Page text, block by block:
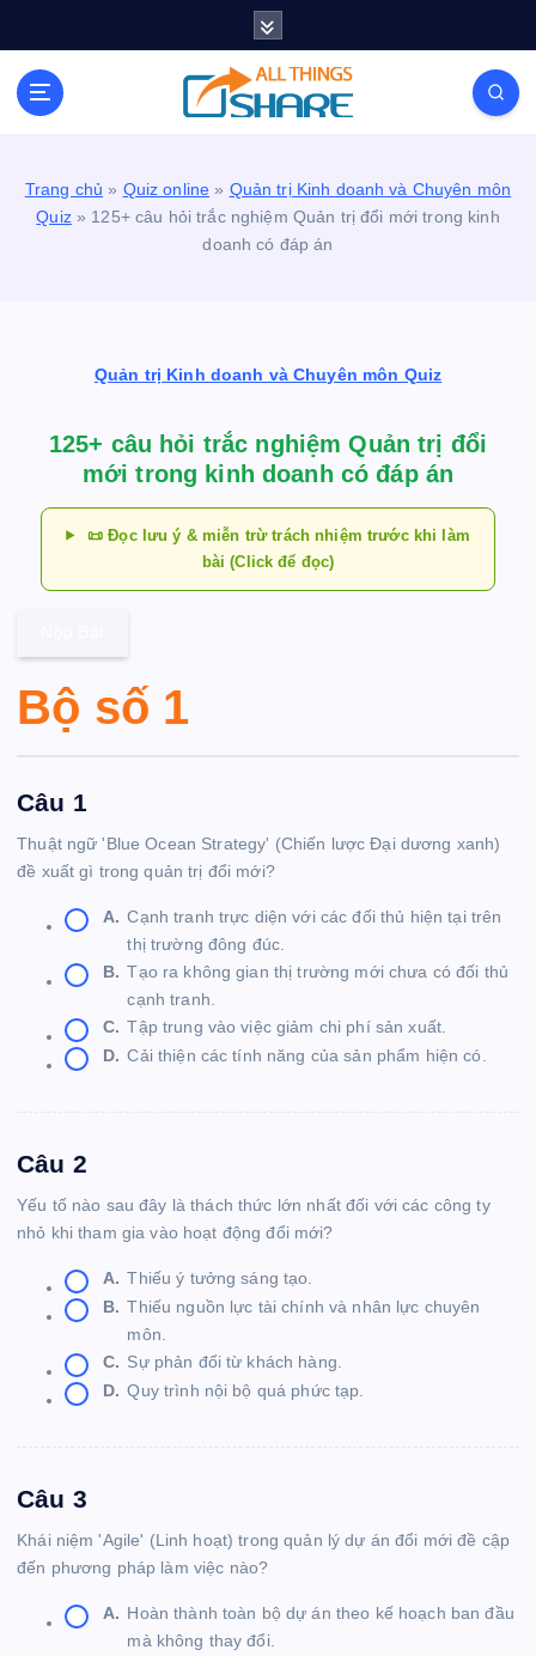
Personal Blog | Knowledge | Technology | Tips |
Pets | Life
Trang chủ » Quiz online » Quản trị Kinh doanh và Chuyên môn
Quiz» 125+ câu hỏi trắc nghiệm Quản trị đổi mới trong kinh
doanh có đáp án
Quản trị Kinh doanh và Chuyên môn Quiz
125+ câu hỏi trắc nghiệm Quản trị đổi
mới trong kinh doanh có đáp án
📜 Đọc lưu ý & miễn trừ trách nhiệm trước khi làm
bài (Click để đọc)
Bộ số 1
Câu 1
Thuật ngữ 'Blue Ocean Strategy' (Chiến lược Đại dương xanh)
đề xuất gì trong quản trị đổi mới?
A. Cạnh tranh trực diện với các đối thủ hiện tại trên
thị trường đông đúc.
B. Tạo ra không gian thị trường mới chưa có đối thủ
cạnh tranh.
C. Tập trung vào việc giảm chi phí sản xuất.
D. Cải thiện các tính năng của sản phẩm hiện có.
Câu 2
Yếu tố nào sau đây là thách thức lớn nhất đối với các công ty
nhỏ khi tham gia vào hoạt động đổi mới?
A. Thiếu ý tưởng sáng tạo.
B. Thiếu nguồn lực tài chính và nhân lực chuyên
môn.
C. Sự phản đối từ khách hàng.
D. Quy trình nội bộ quá phức tạp.
Câu 3
Khái niệm 'Agile' (Linh hoạt) trong quản lý dự án đổi mới đề cập
đến phương pháp làm việc nào?
A. Hoàn thành toàn bộ dự án theo kế hoạch ban đầu
mà không thay đổi.